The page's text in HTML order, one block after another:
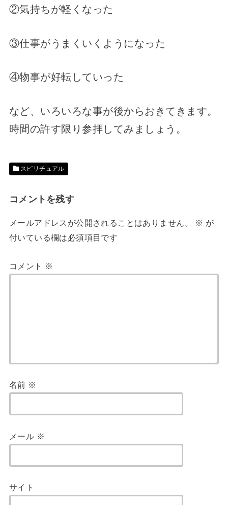
②気持ちが軽くなった
③仕事がうまくいくようになった
④物事が好転していった
など、いろいろな事が後からおきてきます。
時間の許す限り参拝してみましょう。
スピリチュアル
コメントを残す
メールアドレスが公開されることはありません。 ※ が
付いている欄は必須項目です
コメント ※
名前 ※
メール ※
サイト